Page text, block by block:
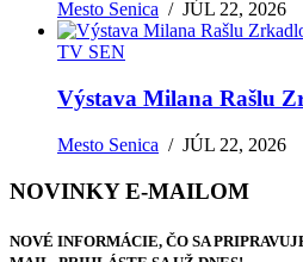
Mesto Senica /JÚL 22, 2026
TV SEN
Výstava Milana Rašlu
Mesto Senica /JÚL 22, 2026
NOVINKY E-MAILOM
NOVÉ INFORMÁCIE, ČO SA